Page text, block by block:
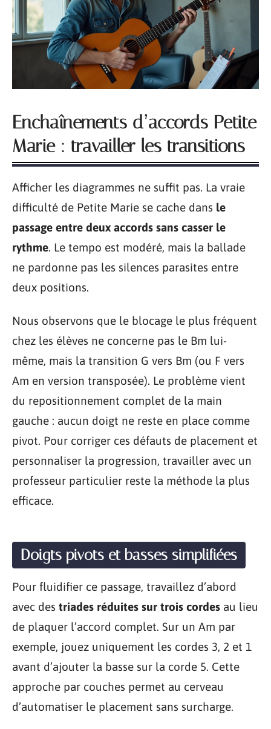
Enchaînements d’accords Petite
Marie : travailler les transitions
Afficher les diagrammes ne suffit pas. La vraie
difficulté de Petite Marie se cache dans le
passage entre deux accords sans casser le
rythme. Le tempo est modéré, mais la ballade
ne pardonne pas les silences parasites entre
deux positions.
Nous observons que le blocage le plus fréquent
chez les élèves ne concerne pas le Bm lui-
même, mais la transition G vers Bm (ou F vers
Am en version transposée). Le problème vient
du repositionnement complet de la main
gauche : aucun doigt ne reste en place comme
pivot. Pour corriger ces défauts de placement et
personnaliser la progression, travailler avec un
professeur particulier reste la méthode la plus
efficace.
Doigts pivots et basses simplifiées
Pour fluidifier ce passage, travaillez d’abord
avec des triades réduites sur trois cordes au lieu
de plaquer l’accord complet. Sur un Am par
exemple, jouez uniquement les cordes 3, 2 et 1
avant d’ajouter la basse sur la corde 5. Cette
approche par couches permet au cerveau
d’automatiser le placement sans surcharge.